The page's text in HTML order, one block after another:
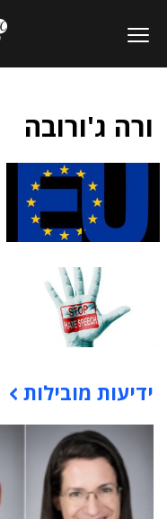
ורה ג'ורובה
תוכן פרסומי
ידיעות מובילות